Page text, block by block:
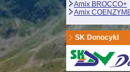
Amix BROCCO+
Amix
SK Donocykl